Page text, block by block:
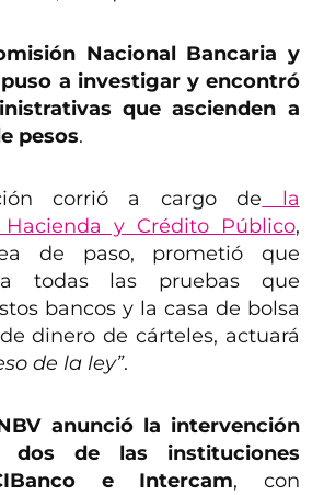
Nacional Bancaria y
a investigar y encontró
que ascienden a
pesos.
corrió a cargo de la
y Crédito Público,
de paso, prometió que
todas las pruebas que
bancos y la casa de bolsa
dinero de cárteles, actuará
de la ley”.
anunció la intervención
dos de las instituciones
e Intercam, con